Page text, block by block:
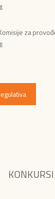
za
KONKURSI